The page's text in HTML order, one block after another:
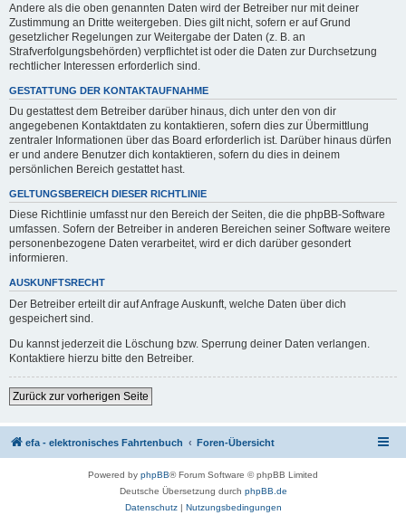
Andere als die oben genannten Daten wird der Betreiber nur mit deiner
Zustimmung an Dritte weitergeben. Dies gilt nicht, sofern er auf Grund
gesetzlicher Regelungen zur Weitergabe der Daten (z. B. an
Strafverfolgungsbehörden) verpflichtet ist oder die Daten zur Durchsetzung
rechtlicher Interessen erforderlich sind.
GESTATTUNG DER KONTAKTAUFNAHME
Du gestattest dem Betreiber darüber hinaus, dich unter den von dir
angegebenen Kontaktdaten zu kontaktieren, sofern dies zur Übermittlung
zentraler Informationen über das Board erforderlich ist. Darüber hinaus dürfen
er und andere Benutzer dich kontaktieren, sofern du dies in deinem
persönlichen Bereich gestattet hast.
GELTUNGSBEREICH DIESER RICHTLINIE
Diese Richtlinie umfasst nur den Bereich der Seiten, die die phpBB-Software
umfassen. Sofern der Betreiber in anderen Bereichen seiner Software weitere
personenbezogene Daten verarbeitet, wird er dich darüber gesondert
informieren.
AUSKUNFTSRECHT
Der Betreiber erteilt dir auf Anfrage Auskunft, welche Daten über dich
gespeichert sind.
Du kannst jederzeit die Löschung bzw. Sperrung deiner Daten verlangen.
Kontaktiere hierzu bitte den Betreiber.
Zurück zur vorherigen Seite
efa - elektronisches Fahrtenbuch Foren-Übersicht
Powered by phpBB® Forum Software © phpBB Limited
Deutsche Übersetzung durch phpBB.de
Datenschutz| Nutzungsbedingungen